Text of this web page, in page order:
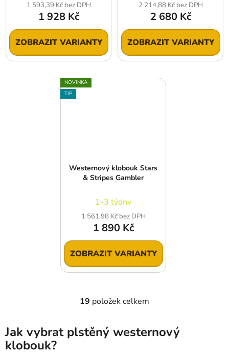
1 593,39 Kč bez DPH
1 928 Kč
ZOBRAZIT VARIANTY
2 214,88 Kč bez DPH
2 680 Kč
ZOBRAZIT VARIANTY
NOVINKA
TIP
Westernový klobouk Stars
& Stripes Gambler
1-3 týdny
1 561,98 Kč bez DPH
1 890 Kč
ZOBRAZIT VARIANTY
O
l
á
19 položek celkem
Jak vybrat plstěný westernový
klobouk?